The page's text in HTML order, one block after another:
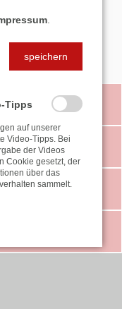
.
speichern
Tipps
auf unserer
Video-Tipps. Bei
der Videos
Cookie gesetzt, der
über das
sammelt.